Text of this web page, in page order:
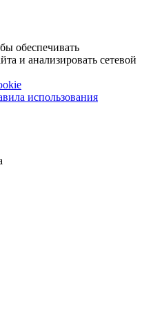
обеспечивать
и анализировать сетевой
использования